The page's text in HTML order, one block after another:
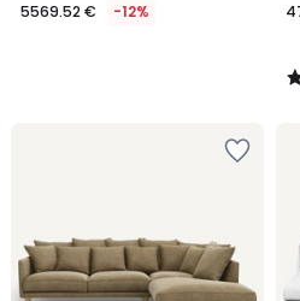
5569.52 € -12%
/